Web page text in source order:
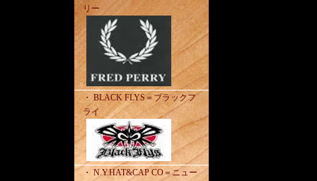
リー
・ BLACK FLYS＝ブラックフ
ライ
・ N.Y.HAT&CAP CO＝ニュー